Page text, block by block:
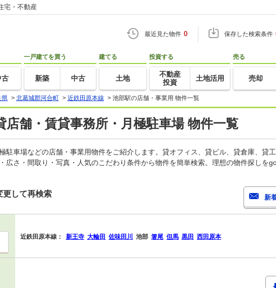
宅・不動産
最近見た物件 0 保存した検索条件
古
一戸建てを買う
新築 中古
建てる
土地
投資する
不動産
投資
土地活用
売る
売却
県 > 北葛城郡河合町 > 近鉄田原本線 > 池部駅の店舗・事業用 物件一覧
店舗・賃貸事務所・月極駐車場 物件一覧
駐車場などの店舗・事業用物件をご紹介します。貸オフィス、貸ビル、貸倉庫、貸
広さ・間取り・写真・人気のこだわり条件から物件を簡単検索。理想の物件探しを
更して再検索
近鉄田原本線： 新王寺 大輪田 佐味田川 池部 箸尾 但馬 黒田 西田原本